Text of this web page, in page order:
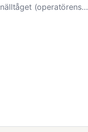
(operatörens…